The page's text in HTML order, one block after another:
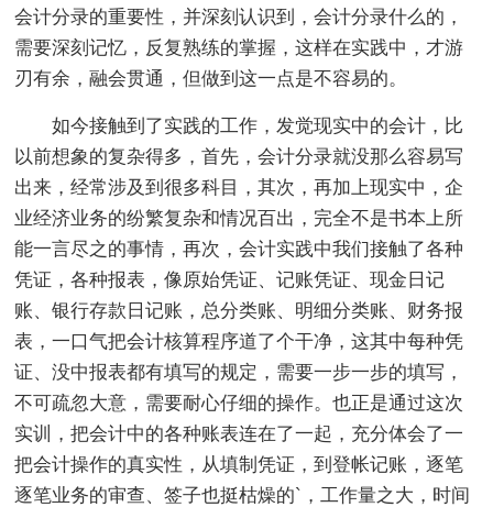
会计分录的重要性，并深刻认识到，会计分录什么的，
需要深刻记忆，反复熟练的掌握，这样在实践中，才游
刃有余，融会贯通，但做到这一点是不容易的。
如今接触到了实践的工作，发觉现实中的会计，比
以前想象的复杂得多，首先，会计分录就没那么容易写
出来，经常涉及到很多科目，其次，再加上现实中，企
业经济业务的纷繁复杂和情况百出，完全不是书本上所
能一言尽之的事情，再次，会计实践中我们接触了各种
凭证，各种报表，像原始凭证、记账凭证、现金日记
账、银行存款日记账，总分类账、明细分类账、财务报
表，一口气把会计核算程序道了个干净，这其中每种凭
证、没中报表都有填写的规定，需要一步一步的填写，
不可疏忽大意，需要耐心仔细的操作。也正是通过这次
实训，把会计中的各种账表连在了一起，充分体会了一
把会计操作的真实性，从填制凭证，到登帐记账，逐笔
逐笔业务的审查、签子也挺枯燥的`，工作量之大，时间